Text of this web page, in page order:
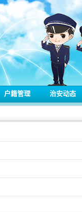
户籍管理 治安动态